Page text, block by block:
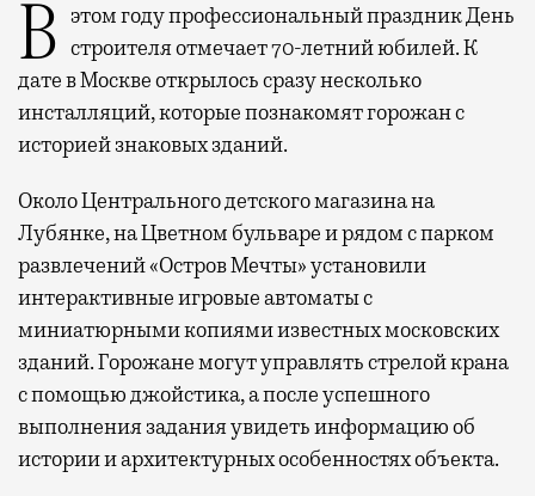
В этом году профессиональный праздник День строителя отмечает 70-летний юбилей. К
дате в Москве открылось сразу несколько
инсталляций, которые познакомят горожан с
историей знаковых зданий.
Около Центрального детского магазина на
Лубянке, на Цветном бульваре и рядом с парком
развлечений «Остров Мечты» установили
интерактивные игровые автоматы с
миниатюрными копиями известных московских
зданий. Горожане могут управлять стрелой крана
с помощью джойстика, а после успешного
выполнения задания увидеть информацию об
истории и архитектурных особенностях объекта.